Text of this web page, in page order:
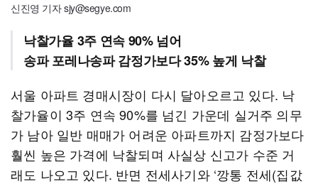
신진영 기자 sjy@segye.com
낙찰가율 3주 연속 90% 넘어
송파 포레나송파 감정가보다 35% 높게 낙찰
서울 아파트 경매시장이 다시 달아오르고 있다. 낙
찰가율이 3주 연속 90%를 넘긴 가운데 실거주 의무
가 남아 일반 매매가 어려운 아파트까지 감정가보다
훨씬 높은 가격에 낙찰되며 사실상 신고가 수준 거
래도 나오고 있다. 반면 전세사기와 ‘깡통 전세(집값